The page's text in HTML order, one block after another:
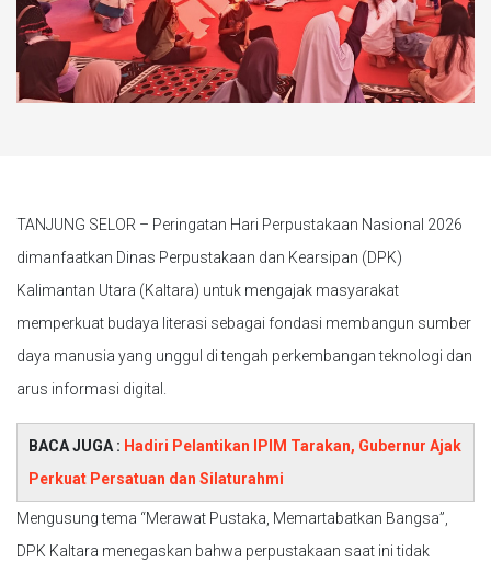
TANJUNG SELOR – Peringatan Hari Perpustakaan Nasional 2026
dimanfaatkan Dinas Perpustakaan dan Kearsipan (DPK)
Kalimantan Utara (Kaltara) untuk mengajak masyarakat
memperkuat budaya literasi sebagai fondasi membangun sumber
daya manusia yang unggul di tengah perkembangan teknologi dan
arus informasi digital.
BACA JUGA : Hadiri Pelantikan IPIM Tarakan, Gubernur Ajak
Perkuat Persatuan dan Silaturahmi
Mengusung tema “Merawat Pustaka, Memartabatkan Bangsa”,
DPK Kaltara menegaskan bahwa perpustakaan saat ini tidak